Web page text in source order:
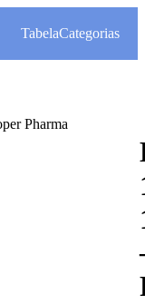
TabelaCategorias